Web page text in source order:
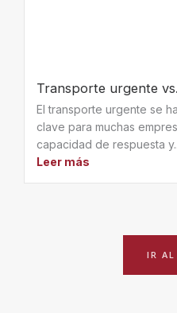
Transporte urgente
El transporte urgente se
clave para muchas
capacidad de respuesta
Leer más
IR AL